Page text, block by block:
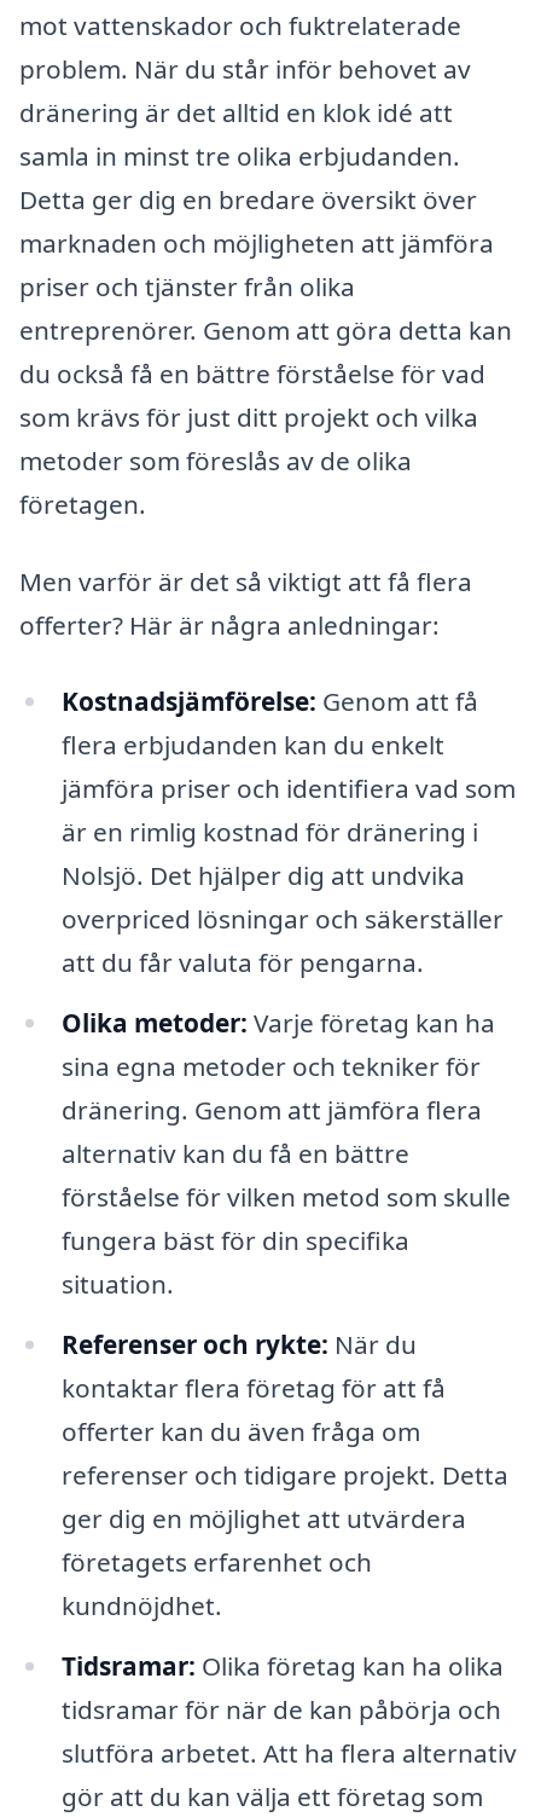
mot vattenskador och fuktrelaterade
problem. När du står inför behovet av
dränering är det alltid en klok idé att
samla in minst tre olika erbjudanden.
Detta ger dig en bredare översikt över
marknaden och möjligheten att jämföra
priser och tjänster från olika
entreprenörer. Genom att göra detta kan
du också få en bättre förståelse för vad
som krävs för just ditt projekt och vilka
metoder som föreslås av de olika
företagen.
Men varför är det så viktigt att få flera
offerter? Här är några anledningar:
Kostnadsjämförelse: Genom att få
flera erbjudanden kan du enkelt
jämföra priser och identifiera vad som
är en rimlig kostnad för dränering i
Nolsjö. Det hjälper dig att undvika
overpriced lösningar och säkerställer
att du får valuta för pengarna.
Olika metoder: Varje företag kan ha
sina egna metoder och tekniker för
dränering. Genom att jämföra flera
alternativ kan du få en bättre
förståelse för vilken metod som skulle
fungera bäst för din specifika
situation.
Referenser och rykte: När du
kontaktar flera företag för att få
offerter kan du även fråga om
referenser och tidigare projekt. Detta
ger dig en möjlighet att utvärdera
företagets erfarenhet och
kundnöjdhet.
Tidsramar: Olika företag kan ha olika
tidsramar för när de kan påbörja och
slutföra arbetet. Att ha flera alternativ
gör att du kan välja ett företag som